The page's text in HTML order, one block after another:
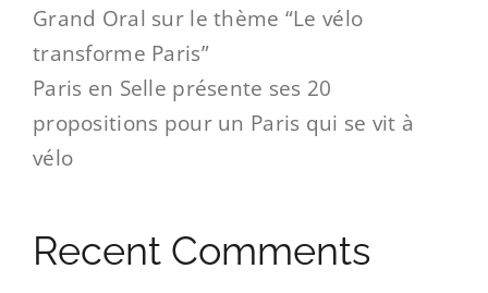
Grand Oral sur le thème “Le vélo
transforme Paris”
Paris en Selle présente ses 20
propositions pour un Paris qui se vit à
vélo
Recent Comments